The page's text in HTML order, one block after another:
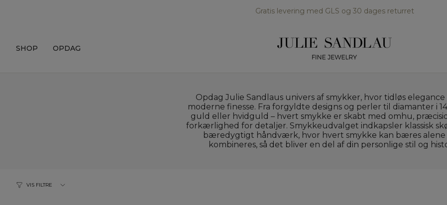
Gratis levering med GLS og 30 dages returret
SHOP OPDAG
Opdag Julie Sandlaus univers af smykker, hvor tidløs
moderne finesse. Fra forgyldte designs og perler til diamanter i
guld eller hvidguld – hvert smykke er skabt med omhu,
forkærlighed for detaljer. Smykkeudvalget indkapsler klassisk
bæredygtigt håndværk, hvor hvert smykke kan bæres alene
kombineres, så det bliver en del af din personlige stil og
VIS FILTRE